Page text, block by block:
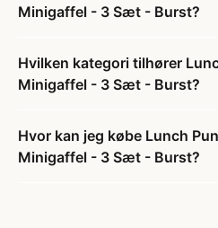
Minigaffel - 3 Sæt - Burst?
Hvilken kategori tilhører
Minigaffel - 3 Sæt - Burst?
Hvor kan jeg købe Lunch
Minigaffel - 3 Sæt - Burst?